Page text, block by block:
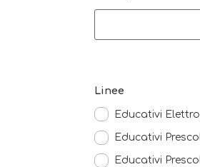
Linee
Educativi
Educativi
Educativi